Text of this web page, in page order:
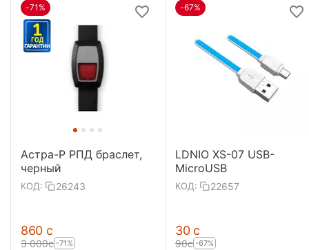
-71%
Астра-Р РПД браслет,
черный
КОД: 26243
‍860‍ с
3 000с -71%
-67%
LDNIO XS-07 USB-
MicroUSB
КОД: 22657
‍30‍ с
‍90‍с -67%